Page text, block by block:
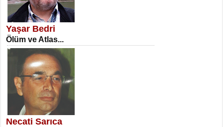
SATILMIŞ ÜMİT ÇETİNKAYA
Erkenlik...
NECLA DİLEK ARSLAN
Öğretmenler Günü Mahkemesi...
Yaşar Bedri
Ölüm ve Atlas...
Necati Sarıca